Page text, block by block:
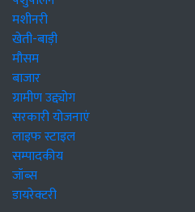
मशीनरी
खेती-बाड़ी
मौसम
बाजार
ग्रामीण उद्द्योग
सरकारी योजनाएं
लाइफ स्टाइल
सम्पादकीय
जॉब्स
डायरेक्टरी